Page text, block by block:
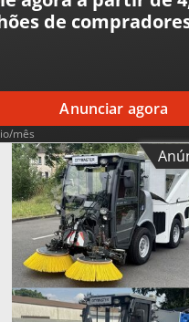
de
Anunciar agora
mês